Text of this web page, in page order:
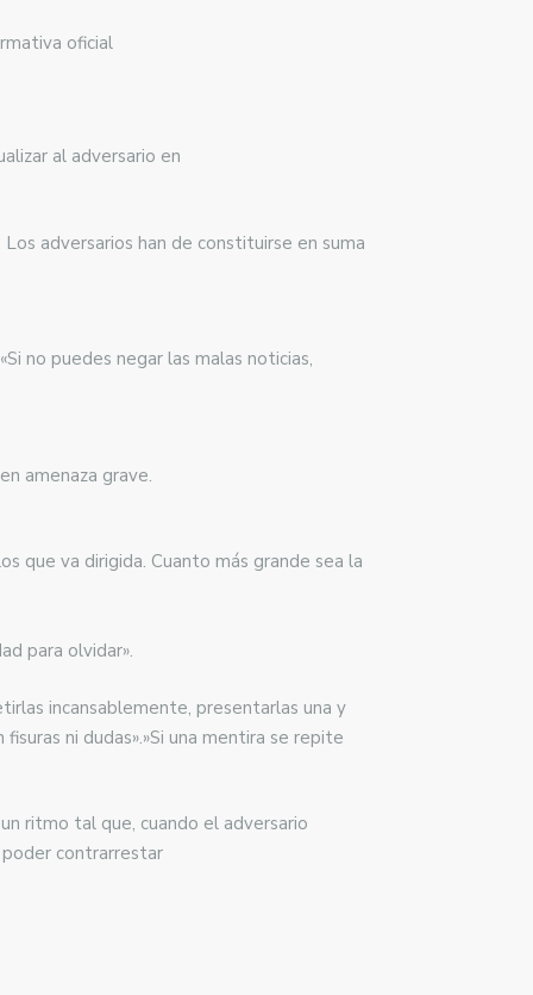
oficial
al adversario en
adversarios han de constituirse en suma
no puedes negar las malas noticias,
amenaza grave.
que va dirigida. Cuanto más grande sea la
para olvidar».
incansablemente, presentarlas una y
ni dudas».»Si una mentira se repite
ritmo tal que, cuando el adversario
contrarrestar